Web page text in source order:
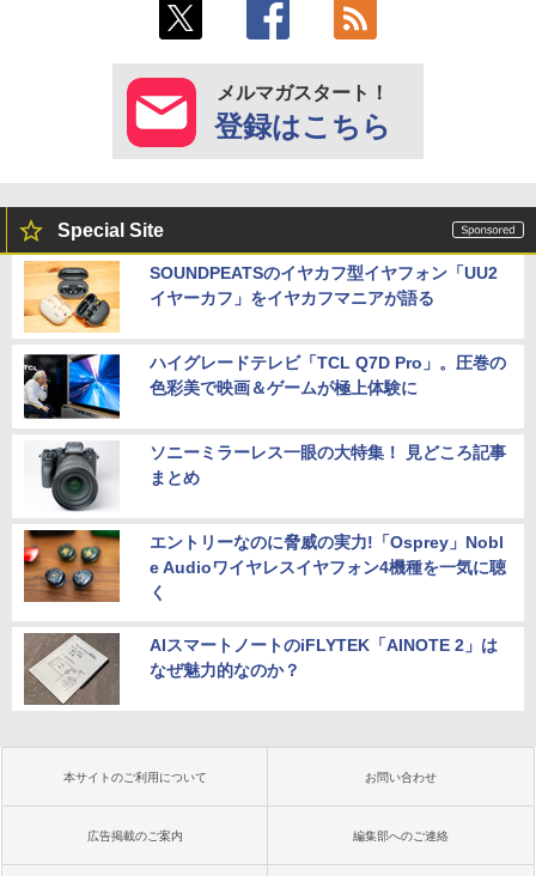
メルマガスタート！
登録はこちら
Special Site
SOUNDPEATSのイヤカフ型イヤフォン「UU2
イヤーカフ」をイヤカフマニアが語る
ハイグレードテレビ「TCL Q7D Pro」。圧巻の
色彩美で映画＆ゲームが極上体験に
ソニーミラーレス一眼の大特集！ 見どころ記事
まとめ
エントリーなのに脅威の実力!「Osprey」Nobl
e Audioワイヤレスイヤフォン4機種を一気に聴
く
AIスマートノートのiFLYTEK「AINOTE 2」は
なぜ魅力的なのか？
本サイトのご利用について お問い合わせ
広告掲載のご案内 編集部へのご連絡